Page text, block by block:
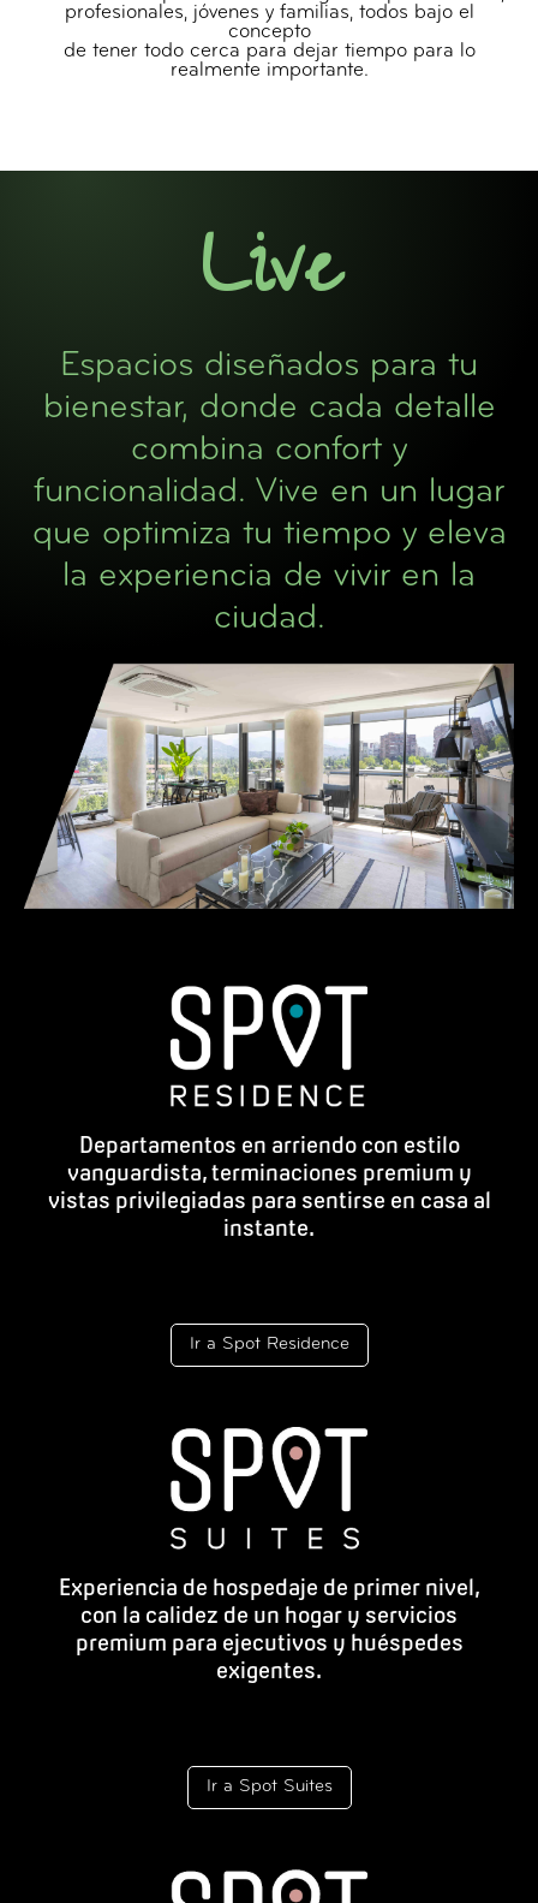
profesionales, jóvenes y familias, todos bajo el
concepto
de tener todo cerca para dejar tiempo para lo
realmente importante.
Live
Espacios diseñados para tu
bienestar, donde cada detalle
combina confort y
funcionalidad. Vive en un lugar
que optimiza tu tiempo y eleva
la experiencia de vivir en la
ciudad.
Departamentos en arriendo con estilo
vanguardista, terminaciones premium y
vistas privilegiadas para sentirse en casa al
instante.
Ir a Spot Residence
Experiencia de hospedaje de primer nivel,
con la calidez de un hogar y servicios
premium para ejecutivos y huéspedes
exigentes.
Ir a Spot Suites